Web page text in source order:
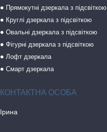
Прямокутні дзеркала з підсвіткою
Круглі дзеркала з підсвіткою
Овальні дзеркала з підсвіткою
Фігурні дзеркала з підсвіткою
Лофт дзеркала
Смарт дзеркала
Ірина